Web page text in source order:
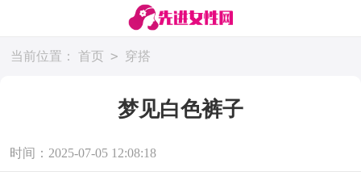
当前位置： 首页 > 穿搭
梦见白色裤子
时间：2025-07-05 12:08:18